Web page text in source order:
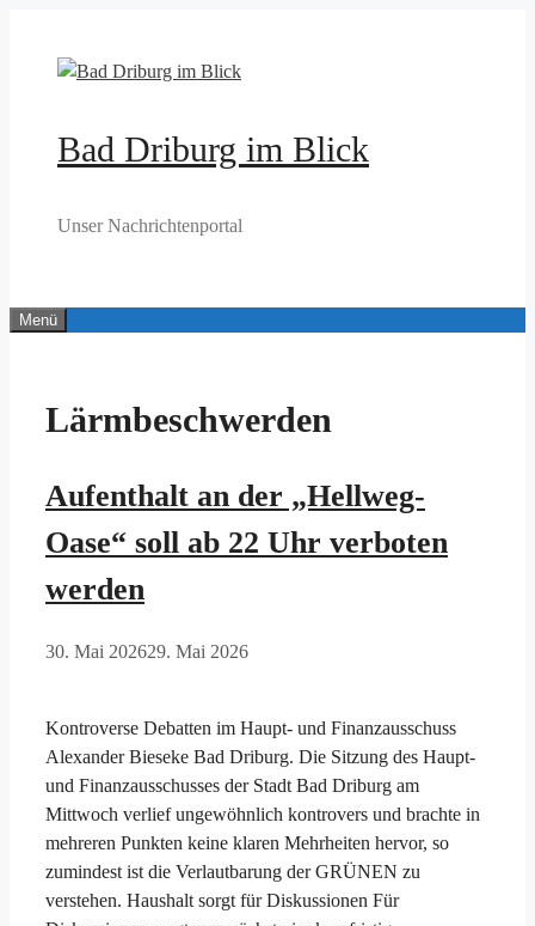
springen
Bad Driburg im Blick
Unser Nachrichtenportal
Menü
Lärmbeschwerden
Aufenthalt an der „Hellweg-
Oase“ soll ab 22 Uhr verboten
werden
30. Mai 202629. Mai 2026
Kontroverse Debatten im Haupt- und Finanzausschuss
Alexander Bieseke Bad Driburg. Die Sitzung des Haupt-
und Finanzausschusses der Stadt Bad Driburg am
Mittwoch verlief ungewöhnlich kontrovers und brachte in
mehreren Punkten keine klaren Mehrheiten hervor, so
zumindest ist die Verlautbarung der GRÜNEN zu
verstehen. Haushalt sorgt für Diskussionen Für